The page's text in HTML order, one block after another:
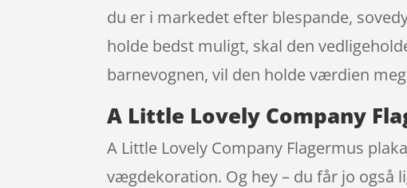
du er i markedet efter blespande,
holde bedst muligt, skal den
barnevognen, vil den holde værdien
A Little Lovely Company
A Little Lovely Company Flagermus
vægdekoration. Og hey – du får jo også